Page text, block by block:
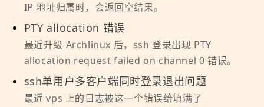
IP 地址归属时，会返回空结果。
PTY allocation 错误
最近升级 Archlinux 后，ssh 登录出现 PTY
allocation request failed on channel 0 错误。
ssh单用户多客户端同时登录退出问题
最近 vps 上的日志被这一个错误给填满了